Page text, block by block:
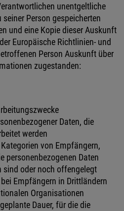
unentgeltliche
Person gespeicherten
und eine Kopie dieser Auskunft
Europäische Richtlinien- und
Person Auskunft über
zugestanden:
Daten, die
werden
von Empfängern,
personenbezogenen Daten
sind oder noch offengelegt
Empfängern in Drittländern
Organisationen
Dauer, für die die